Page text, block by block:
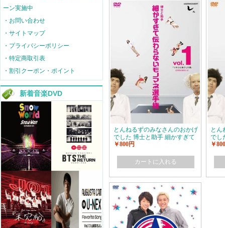
ーン実施中
・お問い合わせ
・サイトマップ
・プライバシーポリシー
・特定商取引表
・割引クーポン・ポイント
新着音楽DVD
とんねるずのみなさんのおかげ
でした 博士と助手 細かすぎて
伝わらないモノマネ選手権
￥800円
カートに入れる
とん
でし
伝
￥